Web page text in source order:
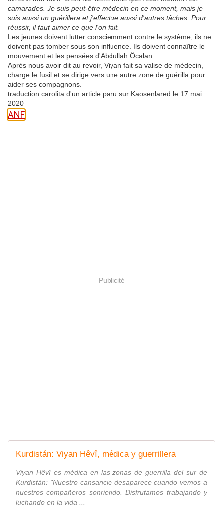
camarades. Je suis peut-être médecin en ce moment, mais je
suis aussi un guérillera et j'effectue aussi d'autres tâches. Pour
réussir, il faut aimer ce que l'on fait.
Les jeunes doivent lutter consciemment contre le système, ils ne
doivent pas tomber sous son influence. Ils doivent connaître le
mouvement et les pensées d'Abdullah Öcalan.
Après nous avoir dit au revoir, Viyan fait sa valise de médecin,
charge le fusil et se dirige vers une autre zone de guérilla pour
aider ses compagnons.
traduction carolita d'un article paru sur Kaosenlared le 17 mai
2020
ANF
Publicité
Kurdistán: Viyan Hêvî, médica y guerrillera
Viyan Hêvî es médica en las zonas de guerrilla del sur de
Kurdistán: "Nuestro cansancio desaparece cuando vemos a
nuestros compañeros sonriendo. Disfrutamos trabajando y
luchando en la vida ...